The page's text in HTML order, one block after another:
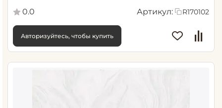
0.0
Артикул: R170102
Авторизуйтесь, чтобы купить